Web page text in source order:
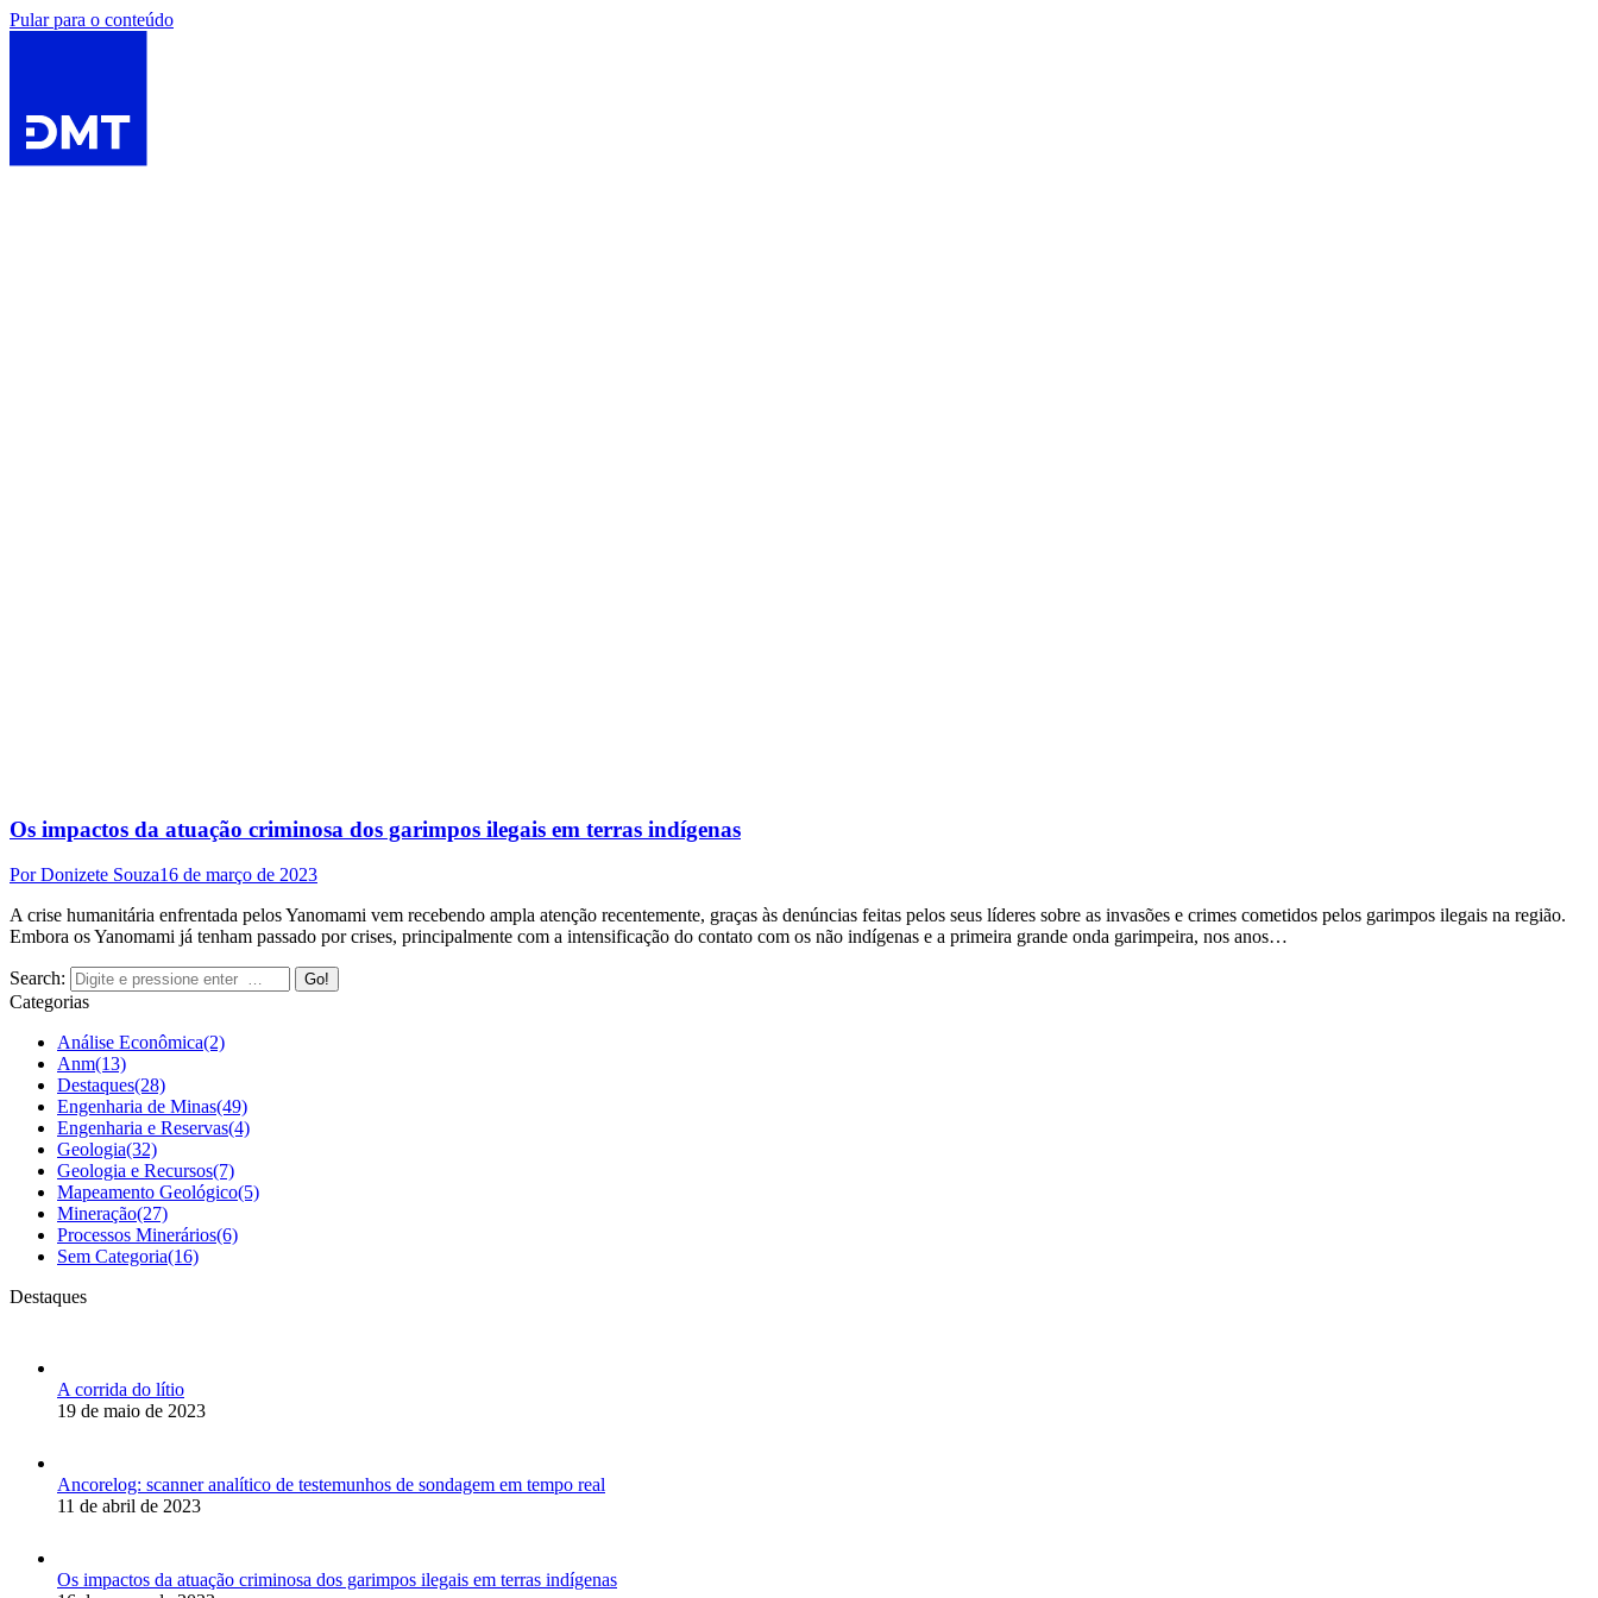
Pular para o conteúdo
Os impactos da atuação criminosa dos garimpos ilegais em terras indígenas
PorDonizete Souza16 de março de 2023
A crise humanitária enfrentada pelos Yanomami vem recebendo ampla atenção recentemente, graças às denúncias feitas pelos seus líderes sobre as invasões e crimes cometidos pelos garimpos ilegais na região.
Embora os Yanomami já tenham passado por crises, principalmente com a intensificação do contato com os não indígenas e a primeira grande onda garimpeira, nos anos…
Search:
Categorias
Análise Econômica(2)
Anm(13)
Destaques(28)
Engenharia de Minas(49)
Engenharia e Reservas(4)
Geologia(32)
Geologia e Recursos(7)
Mapeamento Geológico(5)
Mineração(27)
Processos Minerários(6)
Sem Categoria(16)
Destaques
A corrida do lítio
19 de maio de 2023
Ancorelog: scanner analítico de testemunhos de sondagem em tempo real
11 de abril de 2023
Os impactos da atuação criminosa dos garimpos ilegais em terras indígenas